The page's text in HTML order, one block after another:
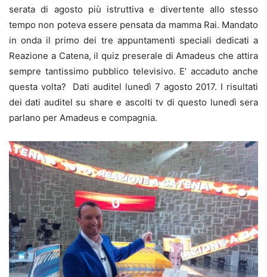
serata di agosto più istruttiva e divertente allo stesso
tempo non poteva essere pensata da mamma Rai. Mandato
in onda il primo dei tre appuntamenti speciali dedicati a
Reazione a Catena, il quiz preserale di Amadeus che attira
sempre tantissimo pubblico televisivo. E’ accaduto anche
questa volta? Dati auditel lunedì 7 agosto 2017. I risultati
dei dati auditel su share e ascolti tv di questo lunedì sera
parlano per Amadeus e compagnia.